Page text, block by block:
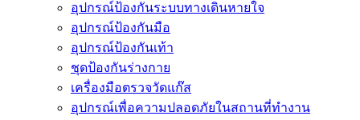
อุปกรณ์ป้องกันระบบทางเดินหายใจ
อุปกรณ์ป้องกันมือ
อุปกรณ์ป้องกันเท้า
ชุดป้องกันร่างกาย
เครื่องมือตรวจวัดแก๊ส
อุปกรณ์เพื่อความปลอดภัยในสถานที่ทำงาน